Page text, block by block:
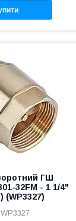
ГШ
32FM - 1 1/4"
(WP3327)
WP3327